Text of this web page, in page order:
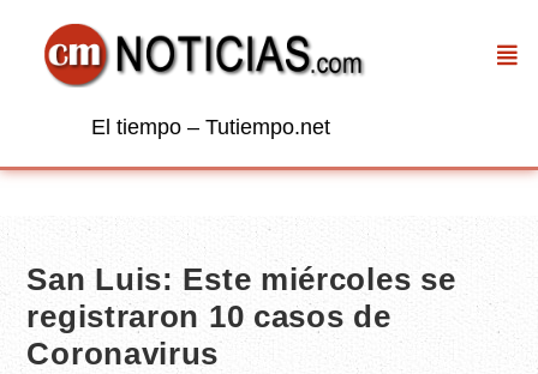
El tiempo – Tutiempo.net
San Luis: Este miércoles se
registraron 10 casos de
Coronavirus